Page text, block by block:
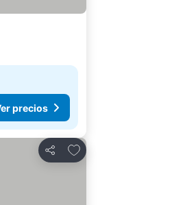
precios
Compartir
Agregar a favoritos